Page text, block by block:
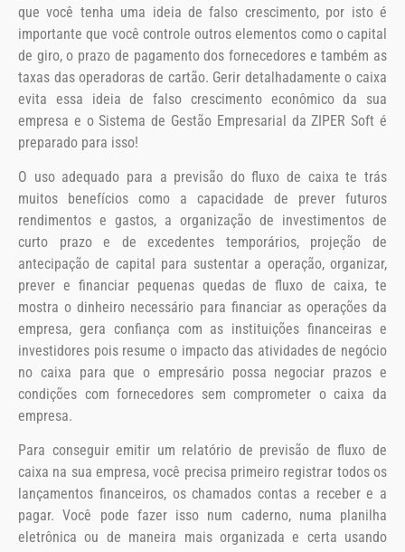
que você tenha uma ideia de falso crescimento, por isto é
importante que você controle outros elementos como o capital
de giro, o prazo de pagamento dos fornecedores e também as
taxas das operadoras de cartão. Gerir detalhadamente o caixa
evita essa ideia de falso crescimento econômico da sua
empresa e o Sistema de Gestão Empresarial da ZIPER Soft é
preparado para isso!
O uso adequado para a previsão do fluxo de caixa te trás
muitos benefícios como a capacidade de prever futuros
rendimentos e gastos, a organização de investimentos de
curto prazo e de excedentes temporários, projeção de
antecipação de capital para sustentar a operação, organizar,
prever e financiar pequenas quedas de fluxo de caixa, te
mostra o dinheiro necessário para financiar as operações da
empresa, gera confiança com as instituições financeiras e
investidores pois resume o impacto das atividades de negócio
no caixa para que o empresário possa negociar prazos e
condições com fornecedores sem comprometer o caixa da
empresa.
Para conseguir emitir um relatório de previsão de fluxo de
caixa na sua empresa, você precisa primeiro registrar todos os
lançamentos financeiros, os chamados contas a receber e a
pagar. Você pode fazer isso num caderno, numa planilha
eletrônica ou de maneira mais organizada e certa usando